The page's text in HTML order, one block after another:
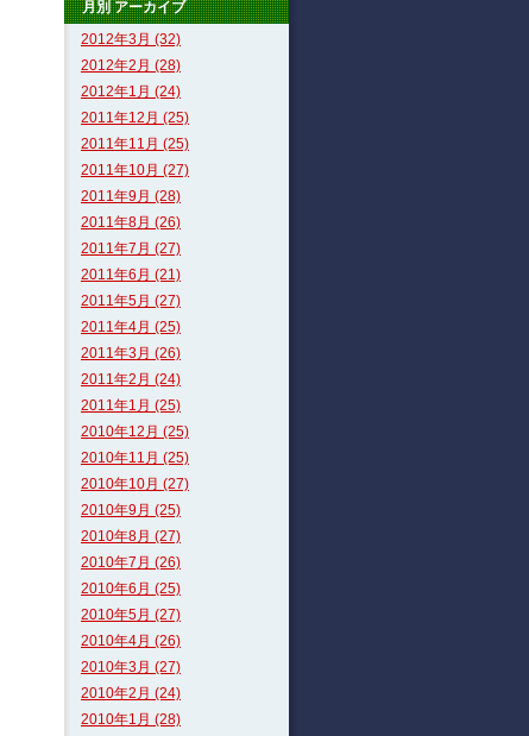
月別アーカイブ
2012年3月 (32)
2012年2月 (28)
2012年1月 (24)
2011年12月 (25)
2011年11月 (25)
2011年10月 (27)
2011年9月 (28)
2011年8月 (26)
2011年7月 (27)
2011年6月 (21)
2011年5月 (27)
2011年4月 (25)
2011年3月 (26)
2011年2月 (24)
2011年1月 (25)
2010年12月 (25)
2010年11月 (25)
2010年10月 (27)
2010年9月 (25)
2010年8月 (27)
2010年7月 (26)
2010年6月 (25)
2010年5月 (27)
2010年4月 (26)
2010年3月 (27)
2010年2月 (24)
2010年1月 (28)